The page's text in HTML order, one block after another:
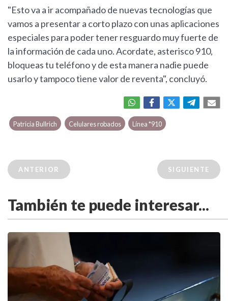
"Esto va a ir acompañado de nuevas tecnologías que
vamos a presentar a corto plazo con unas aplicaciones
especiales para poder tener resguardo muy fuerte de
la información de cada uno. Acordate, asterisco 910,
bloqueas tu teléfono y de esta manera nadie puede
usarlo y tampoco tiene valor de reventa", concluyó.
Patricia Bullrich Celulares robados Línea *910
ANTERIOR SIGUIENTE
También te puede interesar...